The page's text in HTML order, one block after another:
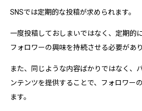
SNSでは定期的な投稿が求められます。
一度投稿しておしまいではなく、定期的
フォロワーの興味を持続させる必要があり
また、同じような内容ばかりではなく、
ンテンツを提供することで、フォロワー
ます。